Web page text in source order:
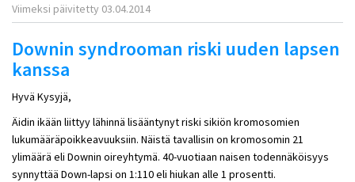
Viimeksi päivitetty 03.04.2014
Downin syndrooman riski uuden lapsen
kanssa
Hyvä Kysyjä,
Äidin ikään liittyy lähinnä lisääntynyt riski sikiön kromosomien
lukumääräpoikkeavuuksiin. Näistä tavallisin on kromosomin 21
ylimäärä eli Downin oireyhtymä. 40-vuotiaan naisen todennäköisyys
synnyttää Down-lapsi on 1:110 eli hiukan alle 1 prosentti.